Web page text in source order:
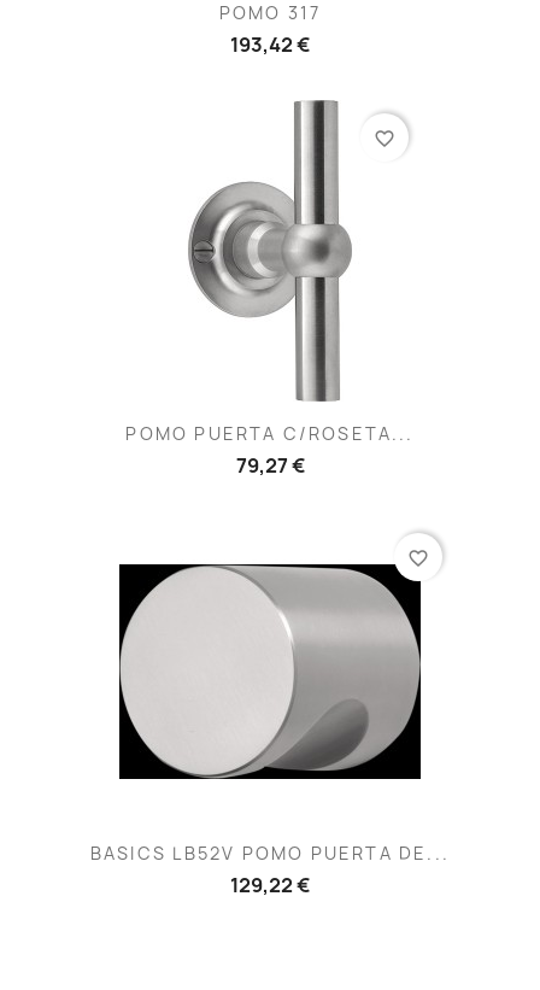
POMO 317
193,42 €
POMO PUERTA C/ROSETA...
79,27 €
favorite_border
BASICS LB52V POMO PUERTA DE...
129,22 €
favorite_border